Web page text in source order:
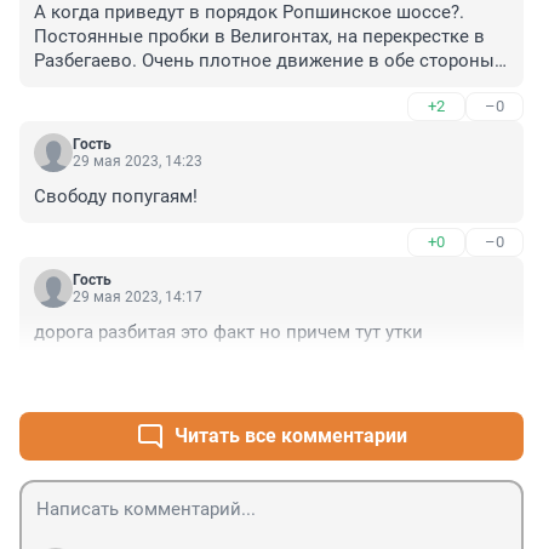
А когда приведут в порядок Ропшинское шоссе?.
Постоянные пробки в Велигонтах, на перекрестке в
Разбегаево. Очень плотное движение в обе стороны.
предусмотреть места для автостоянок у строящихся
вдоль трассы магазинов.
+2 –0
Гость
29 мая 2023, 14:23
Свободу попугаям!
+0 –0
Гость
29 мая 2023, 14:17
дорога разбитая это факт но причем тут утки
Читать все комментарии